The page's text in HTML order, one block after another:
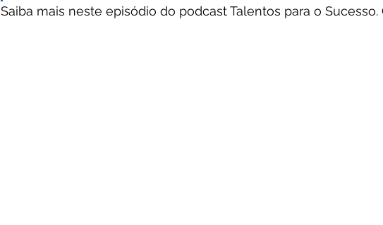
Saiba mais neste episódio do podcast Talentos para o Sucesso.